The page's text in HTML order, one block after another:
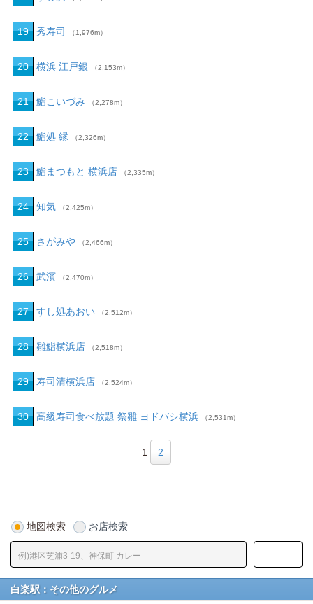
19 秀寿司 （1,976m）
20 横浜 江戸銀 （2,153m）
21 鮨こいづみ （2,278m）
22 鮨処 縁 （2,326m）
23 鮨まつもと 横浜店 （2,335m）
24 知気 （2,425m）
25 さがみや （2,466m）
26 武濱 （2,470m）
27 すし処あおい （2,512m）
28 雛鮨横浜店 （2,518m）
29 寿司清横浜店 （2,524m）
30 高級寿司食べ放題 祭雛 ヨドバシ横浜 （2,531m）
1 2
地図検索 お店検索
白楽駅：その他のグルメ